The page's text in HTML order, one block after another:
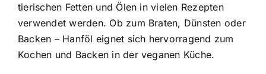
tierischen Fetten und Ölen in vielen Rezepten
verwendet werden. Ob zum Braten, Dünsten oder
Backen – Hanföl eignet sich hervorragend zum
Kochen und Backen in der veganen Küche.